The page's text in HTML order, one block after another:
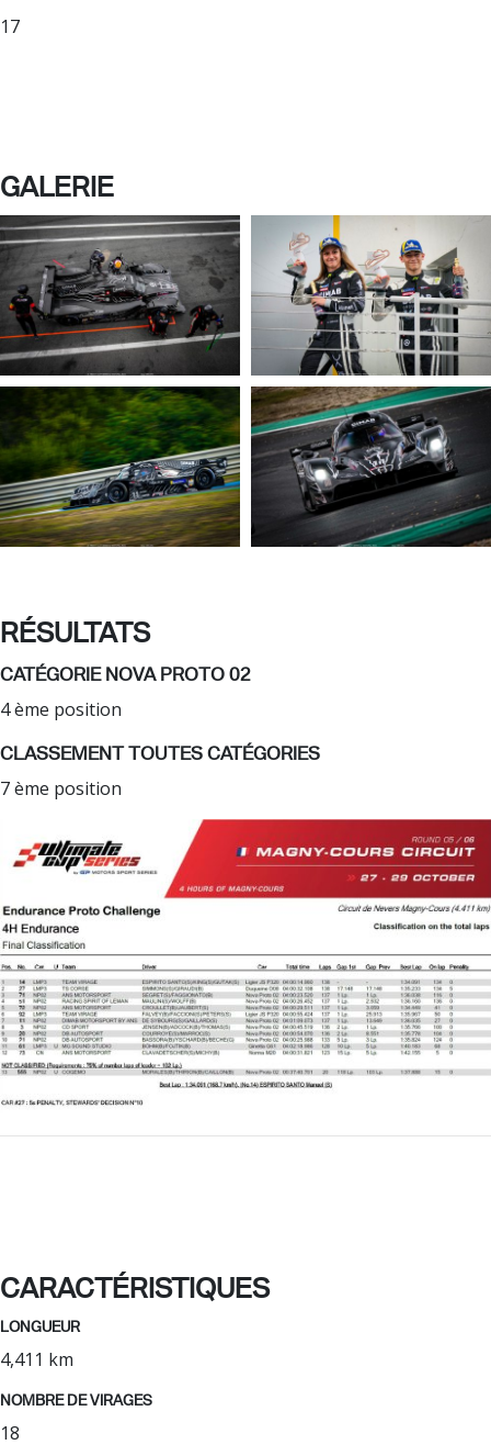
17
GALERIE
RÉSULTATS
CATÉGORIE NOVA PROTO 02
4 ème position
CLASSEMENT TOUTES CATÉGORIES
7 ème position
CARACTÉRISTIQUES
LONGUEUR
4,411 km
NOMBRE DE VIRAGES
18